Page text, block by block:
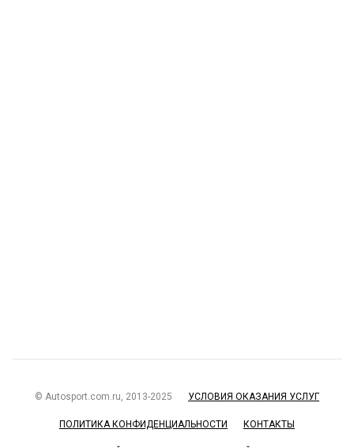
© Autosport.com.ru, 2013-2025 УСЛОВИЯ ОКАЗАНИЯ УСЛУГ
ПОЛИТИКА КОНФИДЕНЦИАЛЬНОСТИ КОНТАКТЫ